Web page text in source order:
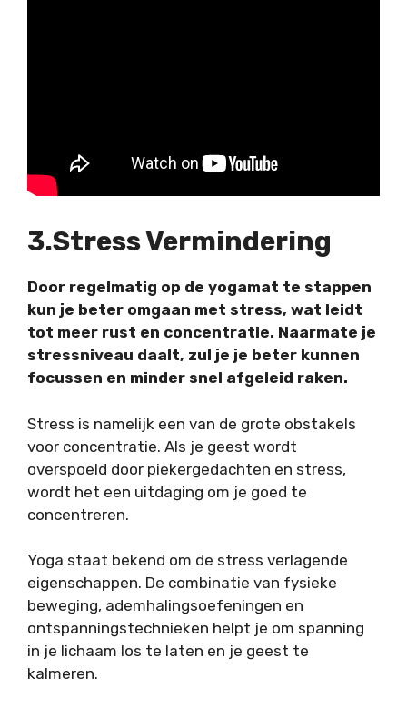
3.Stress Vermindering
Door regelmatig op de yogamat te stappen
kun je beter omgaan met stress, wat leidt
tot meer rust en concentratie. Naarmate je
stressniveau daalt, zul je je beter kunnen
focussen en minder snel afgeleid raken.
Stress is namelijk een van de grote obstakels
voor concentratie. Als je geest wordt
overspoeld door piekergedachten en stress,
wordt het een uitdaging om je goed te
concentreren.
Yoga staat bekend om de stress verlagende
eigenschappen. De combinatie van fysieke
beweging, ademhalingsoefeningen en
ontspanningstechnieken helpt je om spanning
in je lichaam los te laten en je geest te
kalmeren.